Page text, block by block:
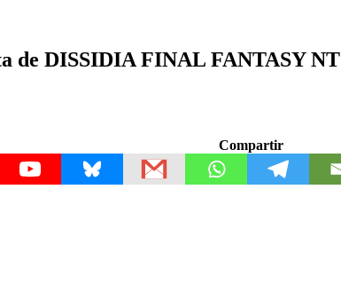
de DISSIDIA FINAL FANTASY NT
Compartir